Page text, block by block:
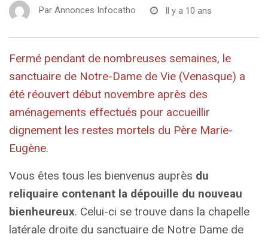
Par Annonces Infocatho Il y a 10 ans
Fermé pendant de nombreuses semaines, le
sanctuaire de Notre-Dame de Vie (Venasque) a
été réouvert début novembre après des
aménagements effectués pour accueillir
dignement les restes mortels du Père Marie-
Eugène.
Vous êtes tous les bienvenus auprès du
reliquaire contenant la dépouille du nouveau
bienheureux. Celui-ci se trouve dans la chapelle
latérale droite du sanctuaire de Notre Dame de